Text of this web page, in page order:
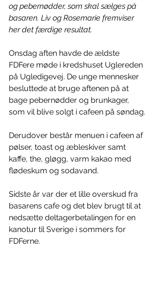
og pebernødder, som skal sælges på
basaren. Liv og Rosemarie fremviser
her det færdige resultat.
Onsdag aften havde de ældste
FDFere møde i kredshuset Uglereden
på Ugledigevej. De unge mennesker
besluttede at bruge aftenen på at
bage pebernødder og brunkager,
som vil blive solgt i cafeen på søndag.
Derudover består menuen i cafeen af
pølser, toast og æbleskiver samt
kaffe, the, gløgg, varm kakao med
flødeskum og sodavand.
Sidste år var der et lille overskud fra
basarens cafe og det blev brugt til at
nedsætte deltagerbetalingen for en
kanotur til Sverige i sommers for
FDFerne.